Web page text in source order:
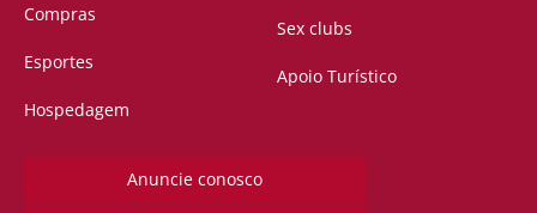
Compras
Esportes
Hospedagem
Sex clubs
Apoio Turístico
Anuncie conosco